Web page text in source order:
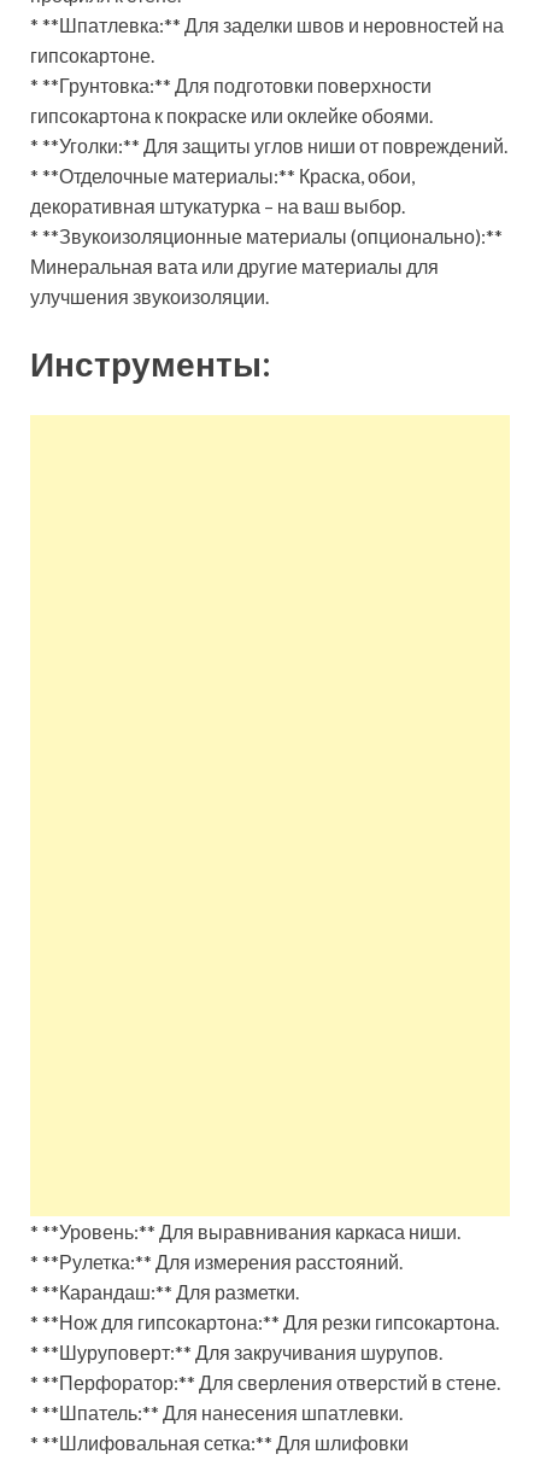
* **Шпатлевка:** Для заделки швов и неровностей на
гипсокартоне.
* **Грунтовка:** Для подготовки поверхности
гипсокартона к покраске или оклейке обоями.
* **Уголки:** Для защиты углов ниши от повреждений.
* **Отделочные материалы:** Краска, обои,
декоративная штукатурка – на ваш выбор.
* **Звукоизоляционные материалы (опционально):**
Минеральная вата или другие материалы для
улучшения звукоизоляции.
Инструменты:
* **Уровень:** Для выравнивания каркаса ниши.
* **Рулетка:** Для измерения расстояний.
* **Карандаш:** Для разметки.
* **Нож для гипсокартона:** Для резки гипсокартона.
* **Шуруповерт:** Для закручивания шурупов.
* **Перфоратор:** Для сверления отверстий в стене.
* **Шпатель:** Для нанесения шпатлевки.
* **Шлифовальная сетка:** Для шлифовки